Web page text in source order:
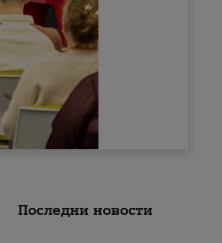
Последни новости